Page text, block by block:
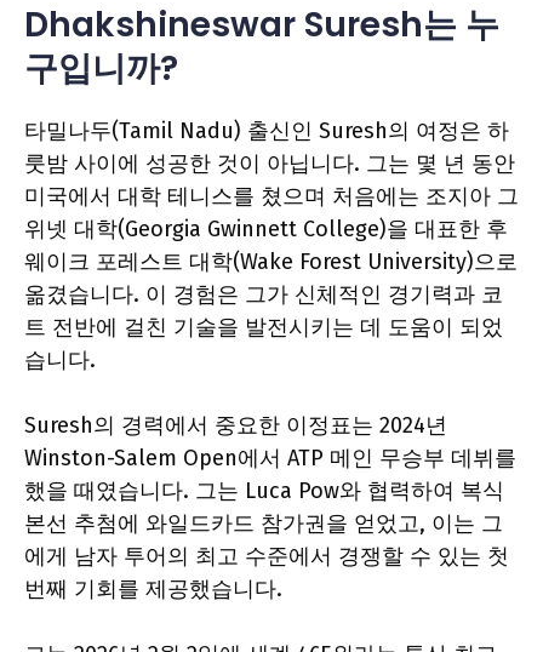
Dhakshineswar Suresh는 누
구입니까?
타밀나두(Tamil Nadu) 출신인 Suresh의 여정은 하
룻밤 사이에 성공한 것이 아닙니다. 그는 몇 년 동안
미국에서 대학 테니스를 쳤으며 처음에는 조지아 그
위넷 대학(Georgia Gwinnett College)을 대표한 후
웨이크 포레스트 대학(Wake Forest University)으로
옮겼습니다. 이 경험은 그가 신체적인 경기력과 코
트 전반에 걸친 기술을 발전시키는 데 도움이 되었
습니다.
Suresh의 경력에서 중요한 이정표는 2024년
Winston-Salem Open에서 ATP 메인 무승부 데뷔를
했을 때였습니다. 그는 Luca Pow와 협력하여 복식
본선 추첨에 와일드카드 참가권을 얻었고, 이는 그
에게 남자 투어의 최고 수준에서 경쟁할 수 있는 첫
번째 기회를 제공했습니다.